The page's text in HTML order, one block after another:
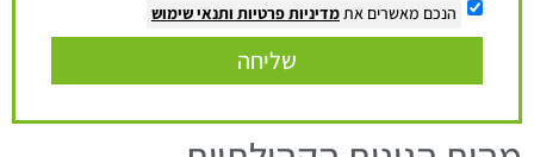
הנכם מאשרים את מדיניות פרטיות ותנאי שימוש
שליחה